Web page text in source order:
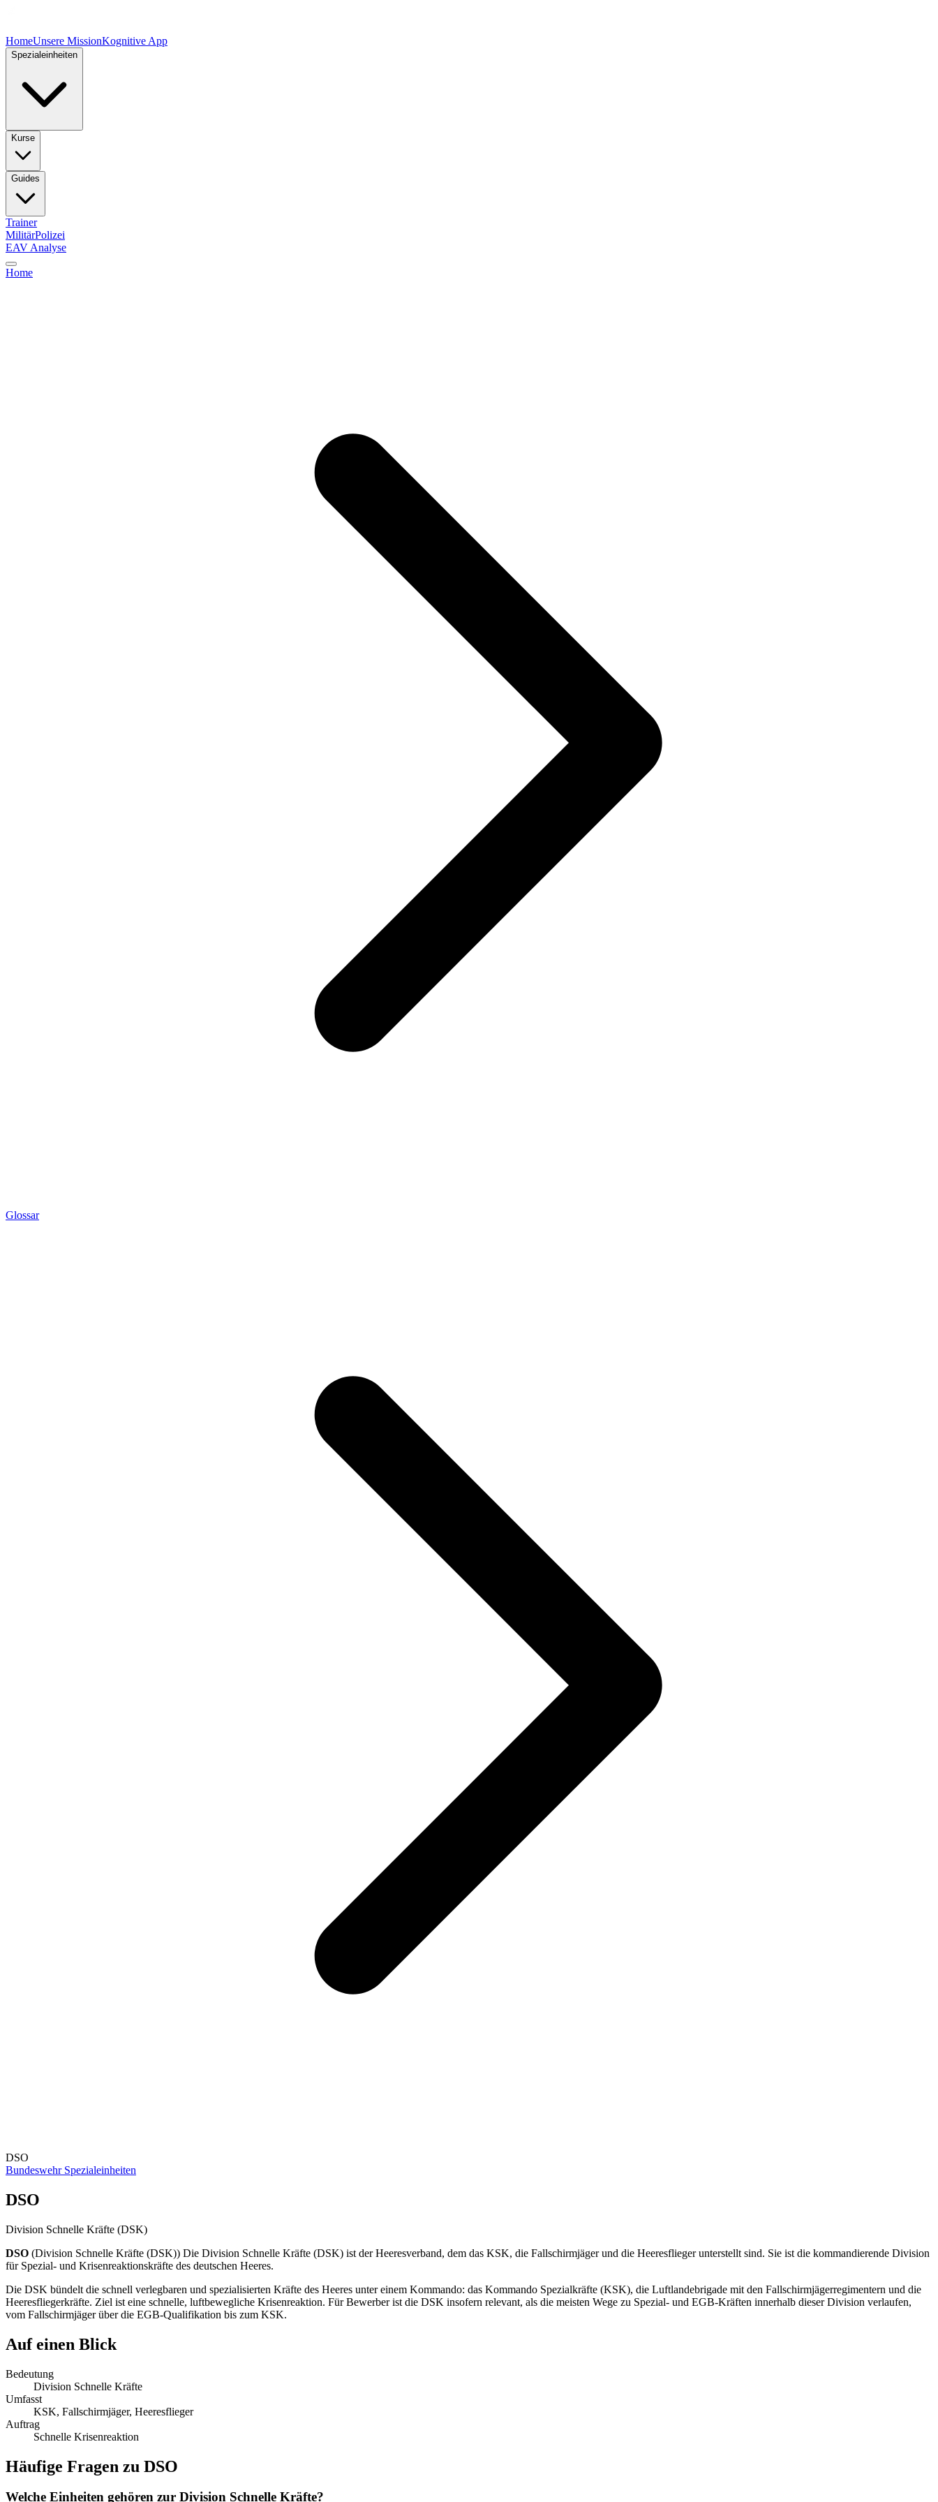
HomeUnsere MissionKognitive App
Spezialeinheiten
Kurse
Guides
Trainer
MilitärPolizei
EAV Analyse
Home
Glossar
DSO
Bundeswehr Spezialeinheiten
DSO
Division Schnelle Kräfte (DSK)
DSO (Division Schnelle Kräfte (DSK)) Die Division Schnelle Kräfte (DSK) ist der Heeresverband, dem das KSK, die Fallschirmjäger und die Heeresflieger unterstellt sind. Sie ist die kommandierende Division
für Spezial- und Krisenreaktionskräfte des deutschen Heeres.
Die DSK bündelt die schnell verlegbaren und spezialisierten Kräfte des Heeres unter einem Kommando: das Kommando Spezialkräfte (KSK), die Luftlandebrigade mit den Fallschirmjägerregimentern und die
Heeresfliegerkräfte. Ziel ist eine schnelle, luftbewegliche Krisenreaktion. Für Bewerber ist die DSK insofern relevant, als die meisten Wege zu Spezial- und EGB-Kräften innerhalb dieser Division verlaufen,
vom Fallschirmjäger über die EGB-Qualifikation bis zum KSK.
Auf einen Blick
Bedeutung
Division Schnelle Kräfte
Umfasst
KSK, Fallschirmjäger, Heeresflieger
Auftrag
Schnelle Krisenreaktion
Häufige Fragen zu DSO
Welche Einheiten gehören zur Division Schnelle Kräfte?